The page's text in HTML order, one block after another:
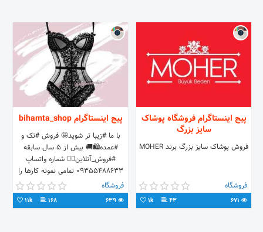
پیج اینستاگرام فروشگاه پوشاک
سایز بزرگ
فروش پوشاک سایز بزرگ برند MOHER
فروشگاه
43
1k
پیج اینستاگرام bihamta_shop
با ما #زیبا تر شوید🤩 فر‌وش #تک و
#عمده🛍🚚 بیش از ۵ سال سابقه
#فروش_آنلاین👌🏻 شماره واتساپ
۰۹۳۵۵۴۸۸۶۳۳ تمامی نمونه کارها را
در کانال تلگرام ما ببینید👇🏻فروشگاه
168
11k